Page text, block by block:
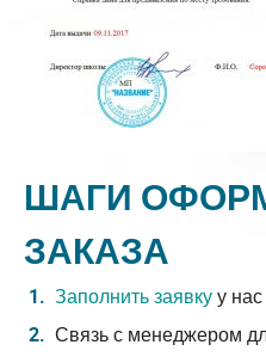
ШАГИ
ЗАКАЗА
Заполнить заявкуу
Связь с менеджером